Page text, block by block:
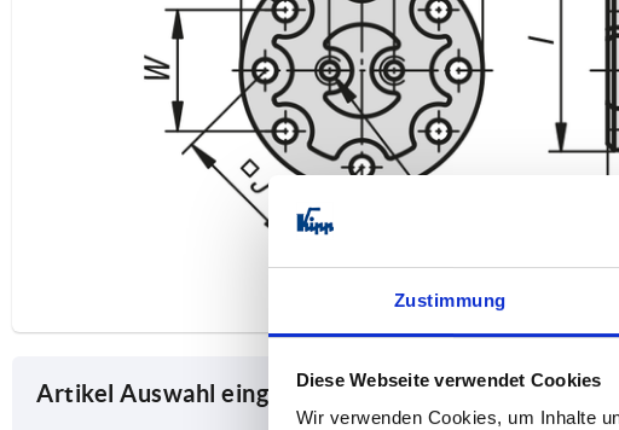
Zustimmung
Diese Webseite verwendet Cookies
Wir verwenden Cookies, um Inhalte
Artikel Auswahl eingrenzen